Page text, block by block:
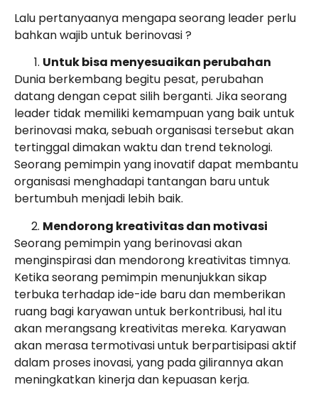
Lalu pertanyaanya mengapa seorang leader perlu
bahkan wajib untuk berinovasi ?
Untuk bisa menyesuaikan perubahan
Dunia berkembang begitu pesat, perubahan
datang dengan cepat silih berganti. Jika seorang
leader tidak memiliki kemampuan yang baik untuk
berinovasi maka, sebuah organisasi tersebut akan
tertinggal dimakan waktu dan trend teknologi.
Seorang pemimpin yang inovatif dapat membantu
organisasi menghadapi tantangan baru untuk
bertumbuh menjadi lebih baik.
Mendorong kreativitas dan motivasi
Seorang pemimpin yang berinovasi akan
menginspirasi dan mendorong kreativitas timnya.
Ketika seorang pemimpin menunjukkan sikap
terbuka terhadap ide-ide baru dan memberikan
ruang bagi karyawan untuk berkontribusi, hal itu
akan merangsang kreativitas mereka. Karyawan
akan merasa termotivasi untuk berpartisipasi aktif
dalam proses inovasi, yang pada gilirannya akan
meningkatkan kinerja dan kepuasan kerja.